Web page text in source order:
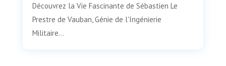
Découvrez la Vie Fascinante de Sébastien Le
Prestre de Vauban, Génie de l'Ingénierie
Militaire...